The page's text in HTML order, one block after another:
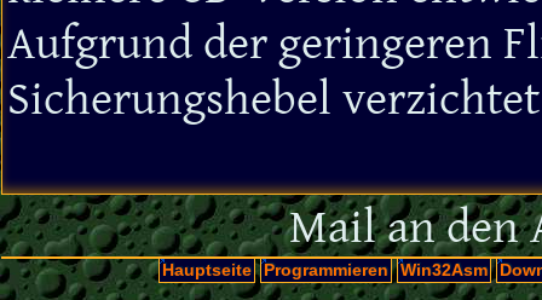
Aufgrund der geringeren
Sicherungshebel
Mail an den
Hauptseite Programmieren Win32Asm